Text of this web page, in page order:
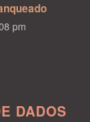
pm
DADOS